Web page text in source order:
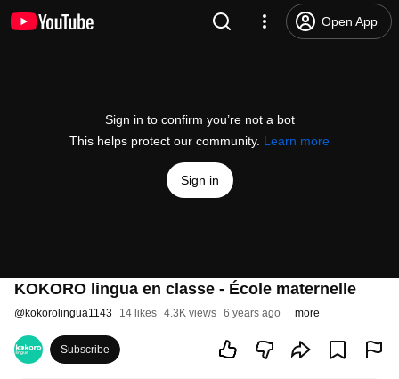
Open App
Sign in to confirm you’re not a bot
This helps protect our community. Learn more
Sign in
KOKORO lingua en classe - École maternelle
@kokorolingua1143 14 likes 4.3K views 6 years ago more
Subscribe